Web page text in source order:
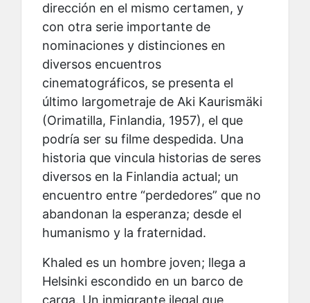
dirección en el mismo certamen, y
con otra serie importante de
nominaciones y distinciones en
diversos encuentros
cinematográficos, se presenta el
último largometraje de Aki Kaurismäki
(Orimatilla, Finlandia, 1957), el que
podría ser su filme despedida. Una
historia que vincula historias de seres
diversos en la Finlandia actual; un
encuentro entre “perdedores” que no
abandonan la esperanza; desde el
humanismo y la fraternidad.
Khaled es un hombre joven; llega a
Helsinki escondido en un barco de